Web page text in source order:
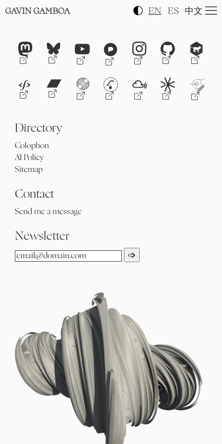
GAVIN GAMBOA EN ES 中文
Directory
Colophon
AI Policy
Sitemap
Contact
Send me a message
Newsletter
➩